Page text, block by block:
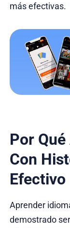
más efectivas.
Por
Con
Efectivo
Aprender
demostrado